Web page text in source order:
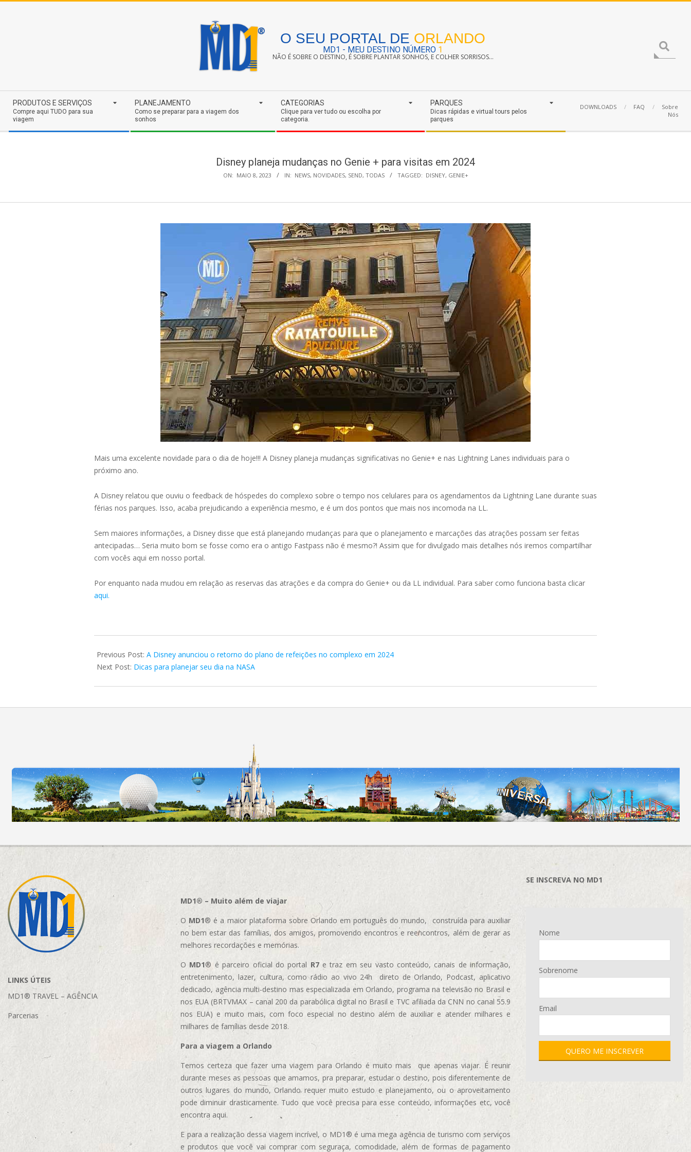
O SEU PORTAL DE ORLANDO
MD1 - MEU DESTINO NÚMERO 1
NÃO É SOBRE O DESTINO, É SOBRE PLANTAR SONHOS, E COLHER SORRISOS...
Navigation
Menu
PRODUTOS E SERVIÇOS
Compre aqui TUDO para sua
viagem
PLANEJAMENTO
Como se preparar para a viagem dos
sonhos
CATEGORIAS
Clique para ver tudo ou escolha por
categoria.
PARQUES
Dicas rápidas e virtual tours pelos
parques
DOWNLOADS FAQ
Sobre
Nós
Disney planeja mudanças no Genie + para visitas em 2024
ON: MAIO 8, 2023 IN: NEWS, NOVIDADES, SEND, TODAS TAGGED: DISNEY, GENIE+
Mais uma excelente novidade para o dia de hoje!!! A Disney planeja mudanças significativas no Genie+ e nas Lightning Lanes individuais para o
próximo ano.
A Disney relatou que ouviu o feedback de hóspedes do complexo sobre o tempo nos celulares para os agendamentos da Lightning Lane durante suas
férias nos parques. Isso, acaba prejudicando a experiência mesmo, e é um dos pontos que mais nos incomoda na LL.
Sem maiores informações, a Disney disse que está planejando mudanças para que o planejamento e marcações das atrações possam ser feitas
antecipadas… Seria muito bom se fosse como era o antigo Fastpass não é mesmo?! Assim que for divulgado mais detalhes nós iremos compartilhar
com vocês aqui em nosso portal.
Por enquanto nada mudou em relação as reservas das atrações e da compra do Genie+ ou da LL individual. Para saber como funciona basta clicar
aqui.
05-
08
Previous Post: A Disney anunciou o retorno do plano de refeições no complexo em 2024
Next Post: Dicas para planejar seu dia na NASA
LINKS ÚTEIS
MD1® TRAVEL – AGÊNCIA
Parcerias
MD1® – Muito além de viajar
O MD1® é a maior plataforma sobre Orlando em português do mundo, construída para auxiliar
no bem estar das famílias, dos amigos, promovendo encontros e reencontros, além de gerar as
melhores recordações e memórias.
O MD1® é parceiro oficial do portal R7e traz em seu vasto conteúdo, canais de informação,
entretenimento, lazer, cultura, como rádio ao vivo 24h direto de Orlando, Podcast, aplicativo
dedicado, agência multi-destino mas especializada em Orlando, programa na televisão no Brasil e
nos EUA (BRTVMAX – canal 200 da parabólica digital no Brasil e TVC afiliada da CNN no canal 55.9
nos EUA) e muito mais, com foco especial no destino além de auxiliar e atender milhares e
milhares de famílias desde 2018.
Para a viagem a Orlando
Temos certeza que fazer uma viagem para Orlando é muito mais que apenas viajar. É reunir
durante meses as pessoas que amamos, pra preparar, estudar o destino, pois diferentemente de
outros lugares do mundo, Orlando requer muito estudo e planejamento, ou o aproveitamento
pode diminuir drasticamente. Tudo que você precisa para esse conteúdo, informações etc, você
encontra aqui.
E para a realização dessa viagem incrível, o MD1® é uma mega agência de turismo com serviços
e produtos que você vai comprar com seguraça, comodidade, além de formas de pagamento
SE INSCREVA NO MD1
Nome
Sobrenome
Email